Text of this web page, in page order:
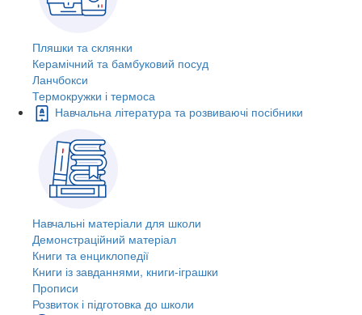
Пляшки та склянки
Керамічний та бамбуковий посуд
Ланчбокси
Термокружки і термоса
Навчальна література та розвиваючі посібники
Навчальні матеріали для школи
Демонстраційний матеріал
Книги та енциклопедії
Книги із завданнями, книги-іграшки
Прописи
Розвиток і підготовка до школи